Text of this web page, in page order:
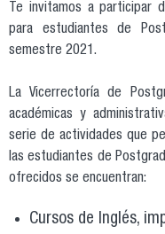
Te invitamos a participar
para estudiantes de
semestre 2021.
La Vicerrectoría de
académicas y
serie de actividades que
las estudiantes de
ofrecidos se encuentran:
Cursos de Inglés,